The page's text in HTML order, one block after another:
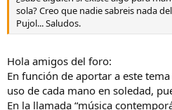
sola? Creo que nadie sabreis nada
Pujol... Saludos.
Hola amigos del foro:
En función de aportar a este
uso de cada mano en soledad,
En la llamada “música